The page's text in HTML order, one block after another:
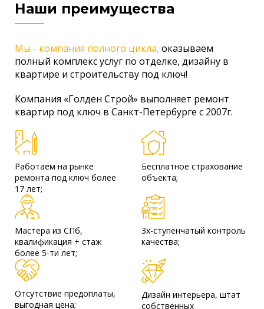
Наши преимущества
Мы - компания полного цикла, оказываем
полный комплекс услуг по отделке, дизайну в
квартире и строительству под ключ!
Компания «Голден Строй» выполняет ремонт
квартир под ключ в Санкт-Петербурге с 2007г.
Работаем на рынке
ремонта под ключ более
17 лет;
Бесплатное страхование
объекта;
Мастера из СПб,
квалификация + стаж
более 5-ти лет;
3х-ступенчатый контроль
качества;
Отсутствие предоплаты,
выгодная цена;
Дизайн интерьера, штат
собственных